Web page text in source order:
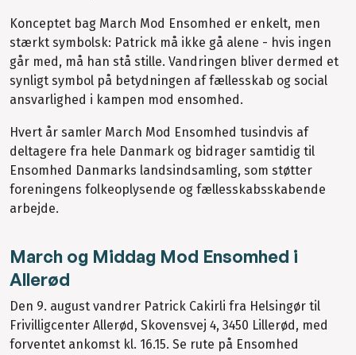
Konceptet bag March Mod Ensomhed er enkelt, men
stærkt symbolsk: Patrick må ikke gå alene - hvis ingen
går med, må han stå stille. Vandringen bliver dermed et
synligt symbol på betydningen af fællesskab og social
ansvarlighed i kampen mod ensomhed.
Hvert år samler March Mod Ensomhed tusindvis af
deltagere fra hele Danmark og bidrager samtidig til
Ensomhed Danmarks landsindsamling, som støtter
foreningens folkeoplysende og fællesskabsskabende
arbejde.
March og Middag Mod Ensomhed i
Allerød
Den 9. august vandrer Patrick Cakirli fra Helsingør til
Frivilligcenter Allerød, Skovensvej 4, 3450 Lillerød, med
forventet ankomst kl. 16.15. Se rute på Ensomhed